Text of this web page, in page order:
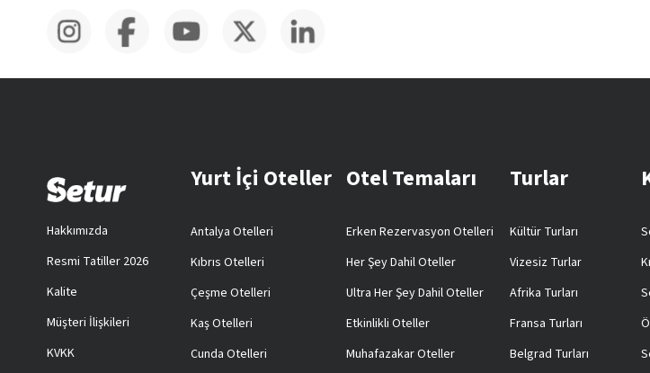
Hakkımızda
Resmi Tatiller 2026
Kalite
Müşteri İlişkileri
KVKK
Yurt İçi Oteller
Antalya Otelleri
Kıbrıs Otelleri
Çeşme Otelleri
Kaş Otelleri
Cunda Otelleri
Otel Temaları
Erken Rezervasyon Otelleri
Her Şey Dahil Oteller
Ultra Her Şey Dahil Oteller
Etkinlikli Oteller
Muhafazakar Oteller
Turlar
Kültür Turları
Vizesiz Turlar
Afrika Turları
Fransa Turları
Belgrad Turları